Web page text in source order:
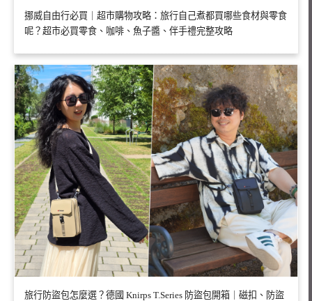
挪威自由行必買｜超市購物攻略：旅行自己煮都買哪些食材與零食
呢？超市必買零食、咖啡、魚子醬、伴手禮完整攻略
旅行防盜包怎麼選？德國 Knirps T.Series 防盜包開箱｜磁扣、防盜